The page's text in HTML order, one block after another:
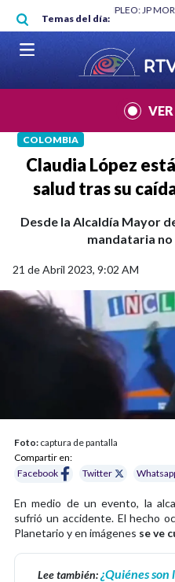
Pasar al contenido principal
Temas del día:
"HABLAR NO ES UN
COLOMBIA
Claudia López
salud tras su
Desde la Alcaldía Mayor
mandataria
21 de Abril 2023, 9:02 AM
Foto: captura de pantalla
Compartir en:
Facebook
Twitter
En medio de un evento, la
sufrió un accidente. El hecho
Planetario y en imágenes se ve
Lee también:¿Quiénes son